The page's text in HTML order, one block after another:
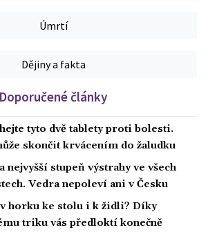
Úmrtí
Dějiny a fakta
Doporučené články
tyto dvě tablety proti bolesti.
skončit krvácením do žaludku
nejvyšší stupeň výstrahy ve všech
Vedra nepoleví ani v Česku
horku ke stolu i k židli? Díky
triku vás předloktí konečně